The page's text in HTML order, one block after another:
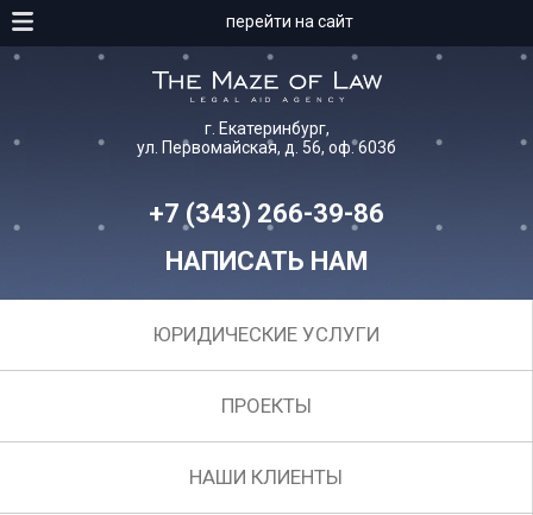
перейти на сайт
г. Екатеринбург,
ул. Первомайская, д. 56, оф. 603б
+7 (343) 266-39-86
НАПИСАТЬ НАМ
ЮРИДИЧЕСКИЕ УСЛУГИ
ПРОЕКТЫ
НАШИ КЛИЕНТЫ